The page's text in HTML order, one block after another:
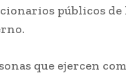
públicos de
que ejercen